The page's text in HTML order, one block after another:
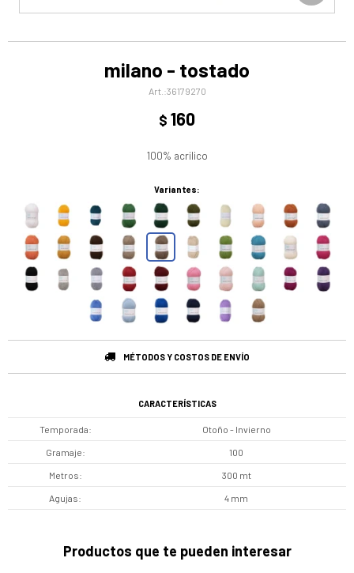
milano - tostado
36179270
$ 160
100% acrilico
Variantes:
MÉTODOS Y COSTOS DE ENVÍO
CARACTERÍSTICAS
Temporada Otoño - Invierno
Gramaje 100
Metros 300 mt
Agujas 4 mm
Productos que te pueden interesar